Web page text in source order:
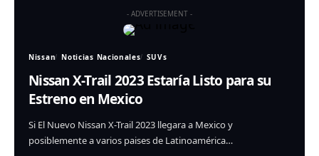
- ADVERTISEMENT -
Nissan Noticias Nacionales SUVs
Nissan X-Trail 2023 Estaría Listo para su
Estreno en Mexico
Si El Nuevo Nissan X-Trail 2023 llegara a Mexico y
posiblemente a varios paises de Latinoamérica…